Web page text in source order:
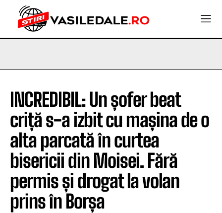
INCREDIBIL: Un șofer beat
criță s-a izbit cu mașina de o
alta parcată în curtea
bisericii din Moisei. Fără
permis și drogat la volan
prins în Borșa